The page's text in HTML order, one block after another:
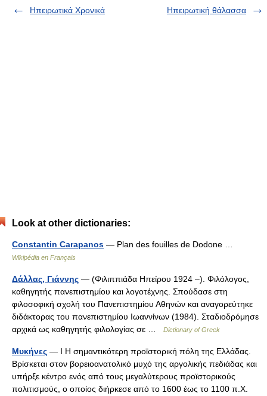
Ηπειρωτικά Χρονικά
Ηπειρωτική θάλασσα
Look at other dictionaries:
Constantin Carapanos — Plan des fouilles de Dodone …
Wikipédia en Français
Δάλλας, Γιάννης — (Φιλιππιάδα Ηπείρου 1924 –). Φιλόλογος,
καθηγητής πανεπιστημίου και λογοτέχνης. Σπούδασε στη
φιλοσοφική σχολή του Πανεπιστημίου Αθηνών και αναγορεύτηκε
διδάκτορας του πανεπιστημίου Ιωαννίνων (1984). Σταδιοδρόμησε
αρχικά ως καθηγητής φιλολογίας σε …
Dictionary of Greek
Μυκήνες — I Η σημαντικότερη προϊστορική πόλη της Ελλάδας.
Βρίσκεται στον βορειοανατολικό μυχό της αργολικής πεδιάδας και
υπήρξε κέντρο ενός από τους μεγαλύτερους προϊστορικούς
πολιτισμούς, ο οποίος διήρκεσε από το 1600 έως το 1100 π.Χ.